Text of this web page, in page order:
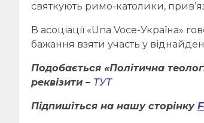
святкують римо-католики,
В асоціації «Una Voce-Україна»
бажання взяти участь у
Подобається «Політична
реквізити – ТУТ
Підпишіться на нашу сторінку